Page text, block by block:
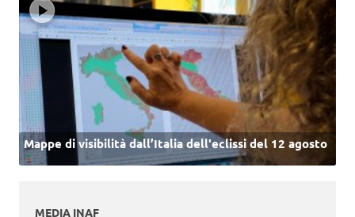
Mappe di visibilità dall’Italia dell'eclissi del 12 agosto
MEDIA INAF